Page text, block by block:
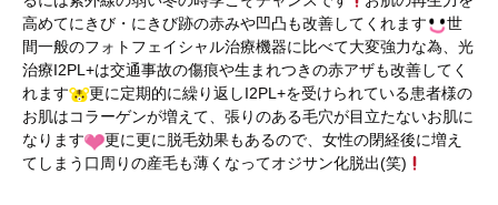
高めてにきび・にきび跡の赤みや凹凸も改善してくれます
世
間一般のフォトフェイシャル治療機器に比べて大変強力な為、光
治療I2PL+は交通事故の傷痕や生まれつきの赤アザも改善してく
れます
更に定期的に繰り返しI2PL+を受けられている患者様の
お肌はコラーゲンが増えて、張りのある毛穴が目立たないお肌に
なります
更に更に脱毛効果もあるので、女性の閉経後に増え
てしまう口周りの産毛も薄くなってオジサン化脱出(笑)